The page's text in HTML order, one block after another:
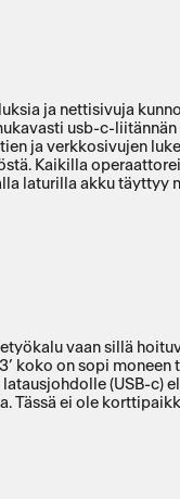
ja nettisivuja
usb-c-
mutta suurempi (9,7
Kaikilla
laturilla akku
vaan sillä
koko on sopi moneen
(USB-c)
helppo vanhan I padin kautta, mutta aluksi